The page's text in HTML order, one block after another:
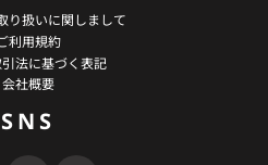
り扱いに関しまして
利用規約
法に基づく表記
会社概要
SNS